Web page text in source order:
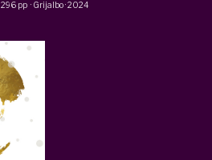
296 pp · Grijalbo·2024